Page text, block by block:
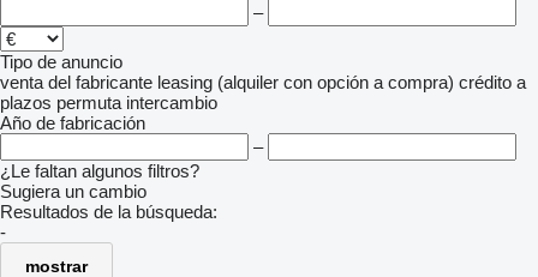
–
Tipo de anuncio
venta del fabricante leasing (alquiler con opción a compra) crédito a
plazos permuta intercambio
Año de fabricación
–
¿Le faltan algunos filtros?
Sugiera un cambio
Resultados de la búsqueda:
-
mostrar